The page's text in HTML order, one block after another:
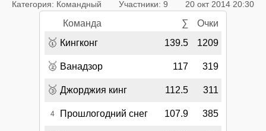
Категория: Командный Участники: 9 20 окт 2014 20:30
Команда ∑ Очки
🥇 Кингконг 139.5 1209
🥈 Ванадзор 117 319
🥉 Джорджия кинг 112.5 311
4 Прошлогодний снег 107.9 385